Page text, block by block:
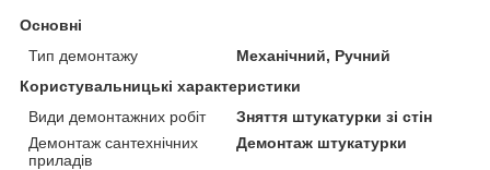
Основні
Тип демонтажу
Механічний, Ручний
Користувальницькі характеристики
Види демонтажних робіт
Зняття штукатурки зі стін
Демонтаж сантехнічних
приладів
Демонтаж штукатурки